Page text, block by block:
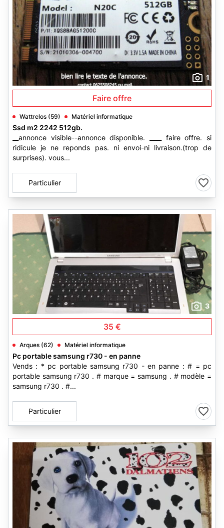
1
Faire offre
Wattrelos (59) Matériel informatique
Ssd m2 2242 512gb.
__annonce visible--annonce disponible. ____ faire offre. si
ridicule je ne reponds pas. ni envoi-ni livraison.(trop de
surprises). vous...
Particulier
3
35 €
Arques (62) Matériel informatique
Pc portable samsung r730 - en panne
Vends : * pc portable samsung r730 - en panne : # = pc
portable samsung r730 . # marque = samsung . # modèle =
samsung r730 . #...
Particulier